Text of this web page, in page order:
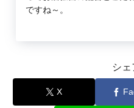
ですね～。
シェ
X